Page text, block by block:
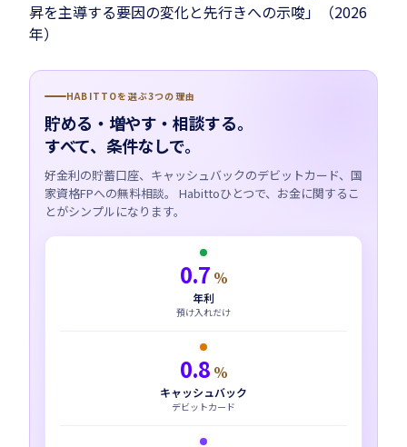
昇を主導する要因の変化と先行きへの示唆」（2026
年）
HABITTOを選ぶ3つの理由
貯める・増やす・相談する。
すべて、条件なしで。
好金利の貯蓄口座、キャッシュバックのデビットカード、国
家資格FPへの無料相談。 Habittoひとつで、お金に関するこ
とがシンプルになります。
0.7 %
年利
預け入れだけ
0.8 %
キャッシュバック
デビットカード